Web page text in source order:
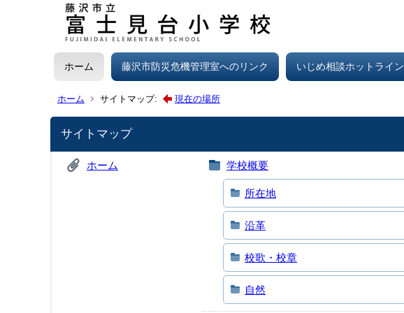
ホーム 藤沢市防災危機管理室へのリンク いじめ相談ホットライン
ホーム サイトマップ: 現在の場所
サイトマップ
ホーム 学校概要
所在地
沿革
校歌・校章
自然